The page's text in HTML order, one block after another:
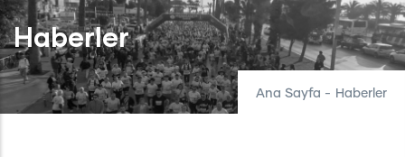
Haberler
Ana Sayfa - Haberler